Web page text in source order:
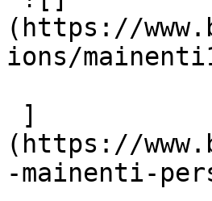
(https://
ions/
(https://
-mainenti-